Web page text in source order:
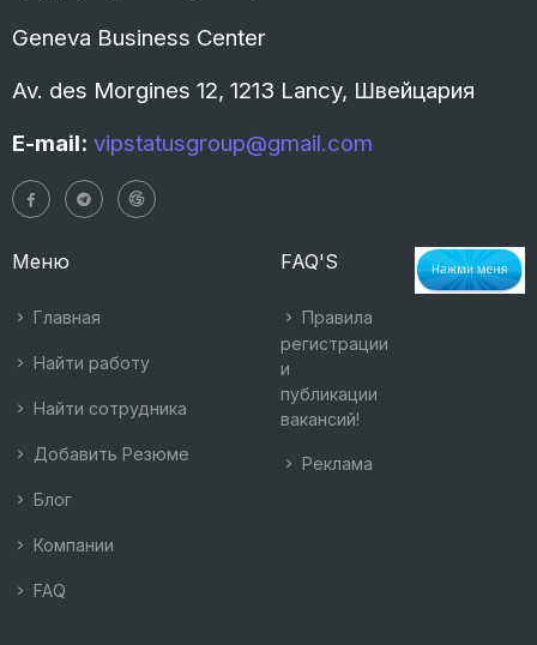
Geneva Business Center
Av. des Morgines 12, 1213 Lancy, Швейцария
E-mail: vipstatusgroup@gmail.com
Меню
Главная
Найти работу
Найти сотрудника
Добавить Резюме
Блог
Компании
FAQ
FAQ'S
Правила
регистрации
и
публикации
вакансий!
Реклама